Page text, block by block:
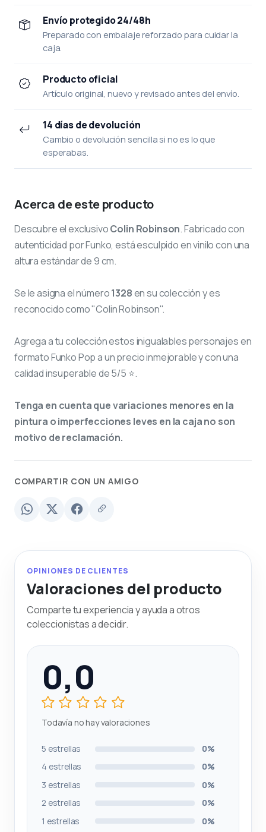
Envío protegido 24/48h
Preparado con embalaje reforzado para cuidar la
caja.
Producto oficial
Artículo original, nuevo y revisado antes del envío.
14 días de devolución
Cambio o devolución sencilla si no es lo que
esperabas.
Acerca de este producto
Descubre el exclusivoColin Robinson. Fabricado con
autenticidad por Funko, está esculpido en vinilo con una
altura estándar de 9 cm.
Se le asigna el número1328en su colección y es
reconocido como "Colin Robinson".
Agrega a tu colección estos inigualables personajes en
formato Funko Pop a un precio inmejorable y con una
calidad insuperable de 5/5 ⭐.
Tenga en cuenta que variaciones menores en la
pintura o imperfecciones leves en la caja no son
motivo de reclamación.
COMPARTIR CON UN AMIGO
OPINIONES DE CLIENTES
Valoraciones del producto
Comparte tu experiencia y ayuda a otros
coleccionistas a decidir.
0,0
Todavía no hay valoraciones
5 estrellas
0%
4 estrellas
0%
3 estrellas
0%
2 estrellas
0%
1 estrellas
0%